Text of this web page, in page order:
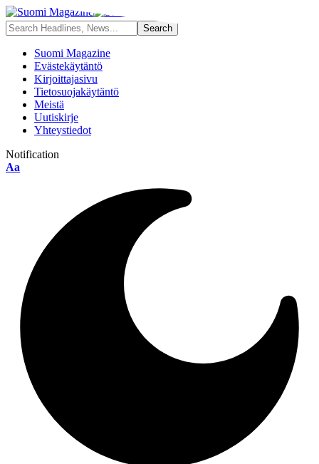
Suomi Magazine
Evästekäytäntö
Kirjoittajasivu
Tietosuojakäytäntö
Meistä
Uutiskirje
Yhteystiedot
Notification
Font
Aa